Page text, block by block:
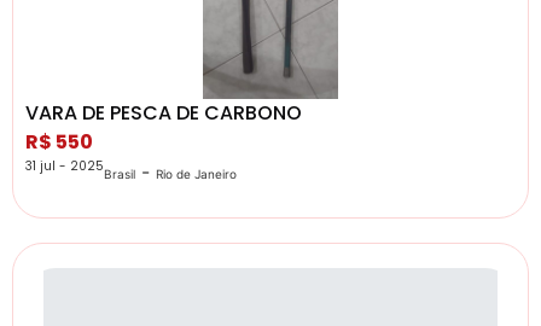
VARA DE PESCA DE CARBONO
R$ 550
31 jul - 2025Brasil - Rio de Janeiro